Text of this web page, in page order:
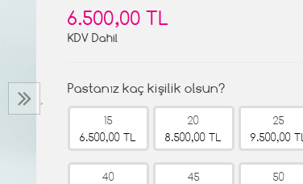
›
6.500,00 TL
KDV Dahil
Pastanız kaç kişilik olsun?
15
6.500,00 TL
20
8.500,00 TL
25
9.500,00 TL
40
45
50